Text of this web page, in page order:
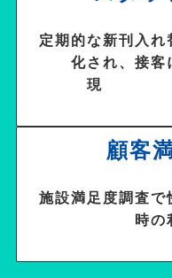
定期的な新刊入れ
化され、接客
現
顧客
施設満足度調査で
時の